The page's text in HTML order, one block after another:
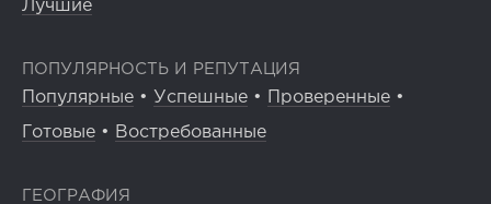
Лучшие
ПОПУЛЯРНОСТЬ И РЕПУТАЦИЯ
Популярные • Успешные • Проверенные •
Готовые • Востребованные
ГЕОГРАФИЯ